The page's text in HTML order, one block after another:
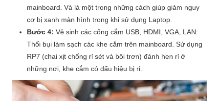
mainboard. Và là một trong những cách giúp giảm nguy
cơ bị xanh màn hình trong khi sử dụng Laptop.
Bước 4: Vệ sinh các cổng cắm USB, HDMI, VGA, LAN:
Thổi bụi làm sạch các khe cắm trên mainboard. Sử dụng
RP7 (chai xịt chống rỉ sét và bôi trơn) đánh hen rỉ ở
những nơi, khe cắm có dấu hiệu bị rỉ.